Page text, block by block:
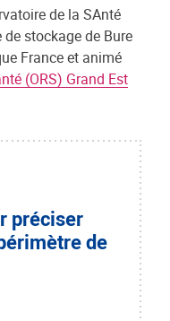
de la SAnté
stockage de Bure
France et animé
(ORS) Grand Est
préciser
de